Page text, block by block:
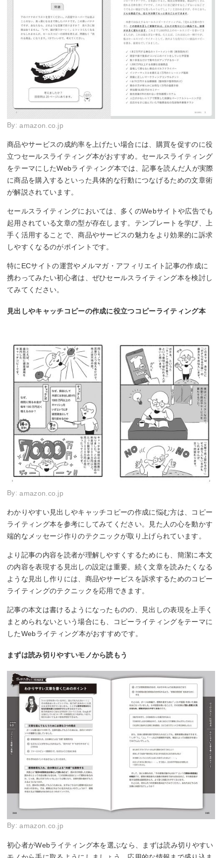
By:amazon.co.jp
商品やサービスの成約率を上げたい場合には、購買を促すのに役
立つセールスライティング本がおすすめ。セールスライティング
をテーマにしたWebライティング本では、記事を読んだ人が実際
に商品を購入するといった具体的な行動につなげるための文章術
が解説されています。
セールスライティングにおいては、多くのWebサイトや広告でも
起用されている文章の型が存在します。テンプレートを学び、上
手く活用することで、商品やサービスの魅力をより効果的に訴求
しやすくなるのがポイントです。
特にECサイトの運営やメルマガ・アフィリエイト記事の作成に
携わってみたい初心者は、ぜひセールスライティング本を検討し
てみてください。
見出しやキャッチコピーの作成に役立つコピーライティング本
By:amazon.co.jp
わかりやすい見出しやキャッチコピーの作成に悩む方は、コピー
ライティング本を参考にしてみてください。見た人の心を動かす
端的なメッセージ作りのテクニックが取り上げられています。
より記事の内容を読者が理解しやすくするためにも、簡潔に本文
の内容を表現する見出しの設定は重要。続く文章を読みたくなる
ような見出し作りには、商品やサービスを訴求するためのコピー
ライティングのテクニックを応用できます。
記事の本文は書けるようになったものの、見出しの表現を上手く
まとめられないという場合にも、コピーライティングをテーマに
したWebライティング本がおすすめです。
まずは読み切りやすいモノから読もう
By:amazon.co.jp
初心者がWebライティング本を選ぶなら、まずは読み切りやすい